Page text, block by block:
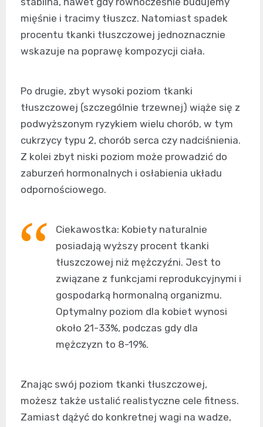
mięśnie i tracimy tłuszcz. Natomiast spadek
procentu tkanki tłuszczowej jednoznacznie
wskazuje na poprawę kompozycji ciała.
Po drugie, zbyt wysoki poziom tkanki
tłuszczowej (szczególnie trzewnej) wiąże się z
podwyższonym ryzykiem wielu chorób, w tym
cukrzycy typu 2, chorób serca czy nadciśnienia.
Z kolei zbyt niski poziom może prowadzić do
zaburzeń hormonalnych i osłabienia układu
odpornościowego.
Ciekawostka: Kobiety naturalnie
posiadają wyższy procent tkanki
tłuszczowej niż mężczyźni. Jest to
związane z funkcjami reprodukcyjnymi i
gospodarką hormonalną organizmu.
Optymalny poziom dla kobiet wynosi
około 21-33%, podczas gdy dla
mężczyzn to 8-19%.
Znając swój poziom tkanki tłuszczowej,
możesz także ustalić realistyczne cele fitness.
Zamiast dążyć do konkretnej wagi na wadze,